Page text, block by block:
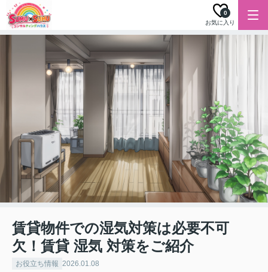
お気に入り
0
賃貸物件での湿気対策は必要不可
欠！賃貸 湿気 対策をご紹介
お役立ち情報 2026.01.08